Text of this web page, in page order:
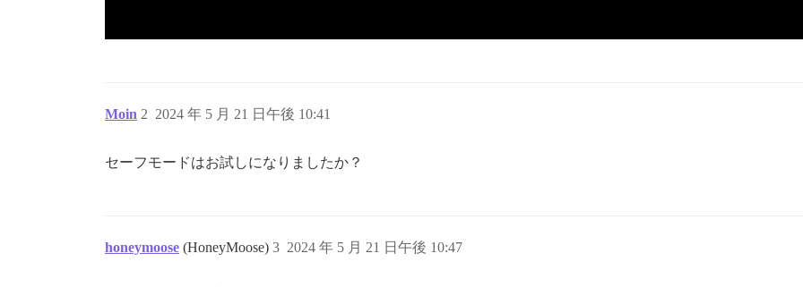
Moin 2024 年 5 月 21 日午後 10:41
2
セーフモードはお試しになりましたか？
honeymoose (HoneyMoose) 2024 年 5 月 21 日午後 10:47
3